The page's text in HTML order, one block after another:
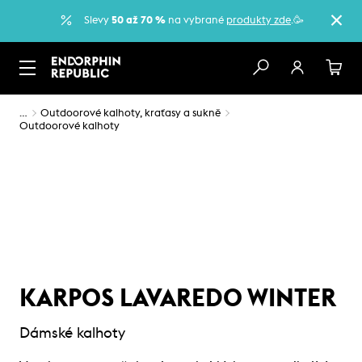
Slevy 50 až 70 % na vybrané produkty zde.🥳
…
Outdoorové kalhoty, kraťasy a sukně
Outdoorové kalhoty
KARPOS LAVAREDO WINTER
Dámské kalhoty